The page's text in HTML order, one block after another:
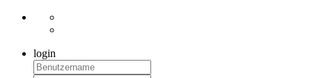
login